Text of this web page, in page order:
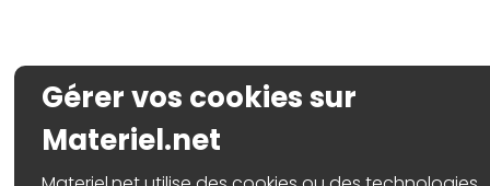
Gérer vos cookies sur
Materiel.net